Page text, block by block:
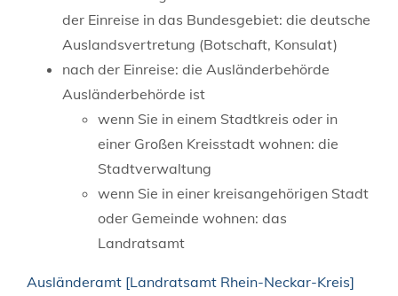
der Einreise in das Bundesgebiet: die deutsche
Auslandsvertretung (Botschaft, Konsulat)
nach der Einreise: die Ausländerbehörde
Ausländerbehörde ist
wenn Sie in einem Stadtkreis oder in
einer Großen Kreisstadt wohnen: die
Stadtverwaltung
wenn Sie in einer kreisangehörigen Stadt
oder Gemeinde wohnen: das
Landratsamt
Ausländeramt [Landratsamt Rhein-Neckar-Kreis]